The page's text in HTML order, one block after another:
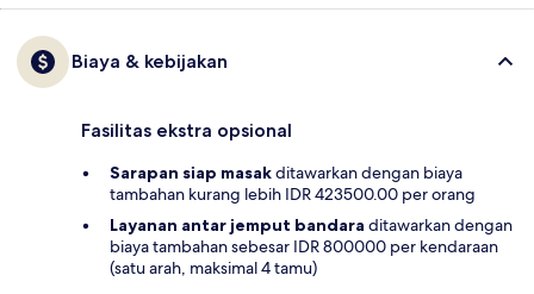
Biaya & kebijakan
Fasilitas ekstra opsional
Sarapan siap masakditawarkan dengan biaya
tambahan kurang lebih IDR 423500.00 per orang
Layanan antar jemput bandara ditawarkan dengan
biaya tambahan sebesar IDR 800000 per kendaraan
(satu arah, maksimal 4 tamu)